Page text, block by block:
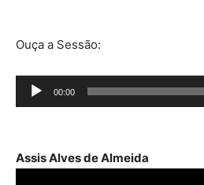
Ouça a Sessão:
Tocador
de
00:00
Assis Alves de Almeida